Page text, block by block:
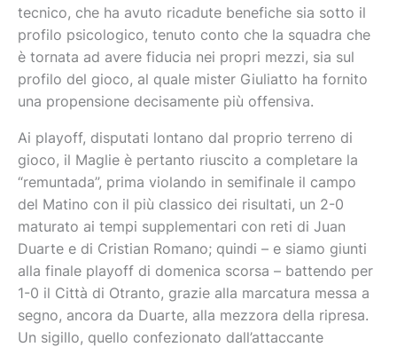
tecnico, che ha avuto ricadute benefiche sia sotto il
profilo psicologico, tenuto conto che la squadra che
è tornata ad avere fiducia nei propri mezzi, sia sul
profilo del gioco, al quale mister Giuliatto ha fornito
una propensione decisamente più offensiva.
Ai playoff, disputati lontano dal proprio terreno di
gioco, il Maglie è pertanto riuscito a completare la
“remuntada”, prima violando in semifinale il campo
del Matino con il più classico dei risultati, un 2-0
maturato ai tempi supplementari con reti di Juan
Duarte e di Cristian Romano; quindi – e siamo giunti
alla finale playoff di domenica scorsa – battendo per
1-0 il Città di Otranto, grazie alla marcatura messa a
segno, ancora da Duarte, alla mezzora della ripresa.
Un sigillo, quello confezionato dall’attaccante